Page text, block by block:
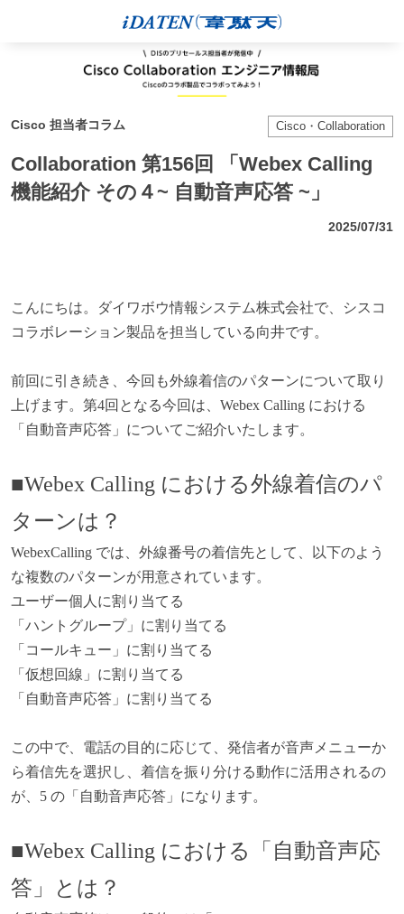
Cisco 担当者コラム Cisco・Collaboration
Collaboration 第156回 「Webex Calling
機能紹介 その４~ 自動音声応答 ~」
2025/07/31
こんにちは。ダイワボウ情報システム株式会社で、シスコ
コラボレーション製品を担当している向井です。
前回に引き続き、今回も外線着信のパターンについて取り
上げます。第4回となる今回は、Webex Calling における
「自動音声応答」についてご紹介いたします。
■Webex Calling における外線着信のパ
ターンは？
WebexCalling では、外線番号の着信先として、以下のよう
な複数のパターンが用意されています。
ユーザー個人に割り当てる
「ハントグループ」に割り当てる
「コールキュー」に割り当てる
「仮想回線」に割り当てる
「自動音声応答」に割り当てる
この中で、電話の目的に応じて、発信者が音声メニューか
ら着信先を選択し、着信を振り分ける動作に活用されるの
が、5 の「自動音声応答」になります。
■Webex Calling における「自動音声応
答」とは？